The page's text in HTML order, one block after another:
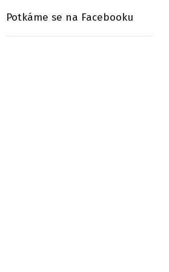
Potkáme se na Facebooku